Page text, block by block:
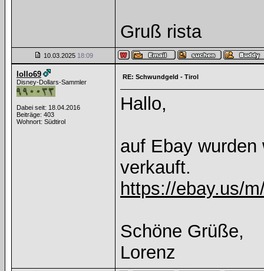
Gruß rista
10.03.2025 18:09
lollo69
Disney-Dollars-Sammler
Dabei seit: 18.04.2016
Beiträge: 403
Wohnort: Südtirol
RE: Schwundgeld - Tirol
Hallo,
auf Ebay
verkauft.
https://ebay.us/
Schöne Grüße,
Lorenz